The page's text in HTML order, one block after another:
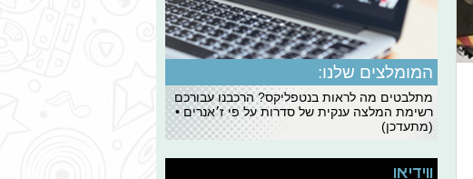
המומלצים שלנו:
מתלבטים מה לראות בנטפליקס? הרכבנו עבורכם
רשימת המלצה ענקית של סדרות על פי ז׳אנרים •
(מתעדכן)
ווידיאו